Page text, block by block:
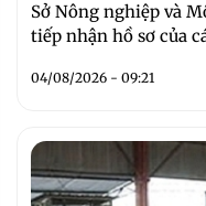
Sở Nông nghiệp và
tiếp nhận hồ sơ của
04/08/2026 - 09:21